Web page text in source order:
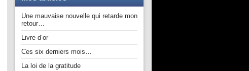
Une mauvaise nouvelle qui retarde mon
retour…
Livre d’or
Ces six derniers mois…
La loi de la gratitude